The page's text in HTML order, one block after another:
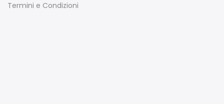
Termini e Condizioni